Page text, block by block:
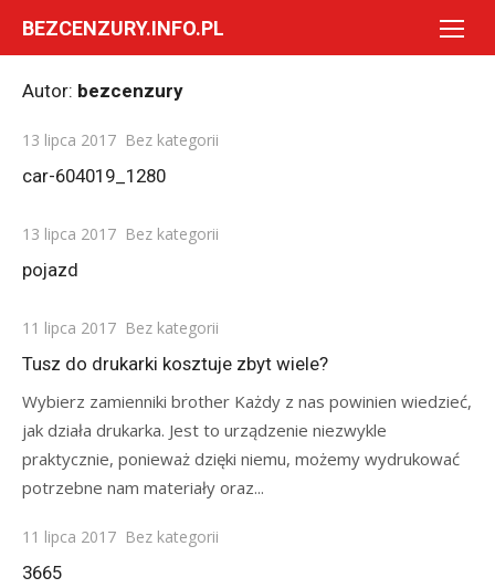
BEZCENZURY.INFO.PL
Autor: bezcenzury
Posted
13 lipca 2017 Bez kategorii
car-604019_1280
Posted
13 lipca 2017 Bez kategorii
pojazd
Posted
on
11 lipca 2017 Bez kategorii
Tusz do drukarki kosztuje zbyt wiele?
Wybierz zamienniki brother Każdy z nas powinien wiedzieć,
jak działa drukarka. Jest to urządzenie niezwykle
praktycznie, ponieważ dzięki niemu, możemy wydrukować
potrzebne nam materiały oraz...
Posted
on
11 lipca 2017 Bez kategorii
3665